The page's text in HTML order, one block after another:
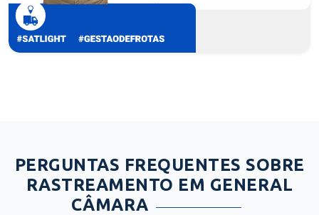
PERGUNTAS FREQUENTES SOBRE
RASTREAMENTO EM GENERAL
CÂMARA